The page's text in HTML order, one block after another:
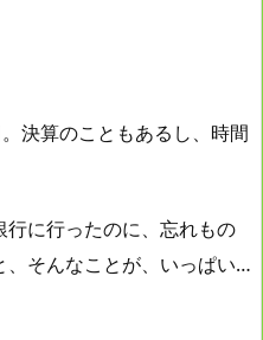
決算のこともあるし、時間
に行ったのに、忘れもの
、そんなことが、いっぱい…